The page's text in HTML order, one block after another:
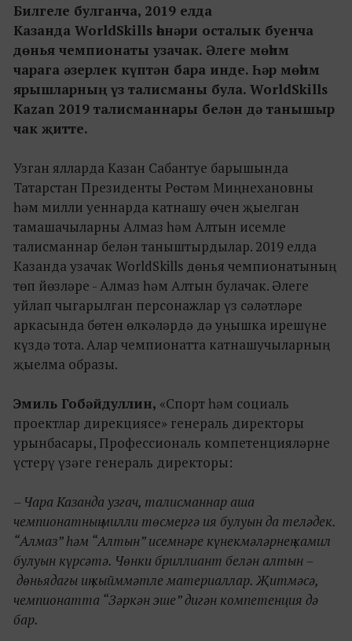
Билгеле булганча, 2019 елда
Казанда WorldSkills һөнәри осталык буенча
дөнья чемпионаты узачак. Әлеге мөһим
чарага әзерлек күптән бара инде. Һәр мөһим
ярышларның үз талисманы була. WorldSkills
Kazan 2019 талисманнары белән дә танышыр
чак җитте.
Узган ялларда Казан Сабантуе барышында
Татарстан Президенты Рөстәм Миңнехановны
һәм милли уеннарда катнашу өчен җыелган
тамашачыларны Алмаз һәм Алтын исемле
талисманнар белән таныштырдылар. 2019 елда
Казанда узачак WorldSkills дөнья чемпионатының
төп йөзләре - Алмаз һәм Алтын булачак. Әлеге
уйлап чыгарылган персонажлар үз сәләтләре
аркасында бөтен өлкәләрдә дә уңышка ирешүне
күздә тота. Алар чемпионатта катнашучыларның
җыелма образы.
Эмиль Гобәйдуллин, «Спорт һәм социаль
проектлар дирекциясе» генераль директоры
урынбасары, Профессиональ компетенцияләрне
үстерү үзәге генераль директоры:
– Чара Казанда узгач, талисманнар аша
чемпионатның милли төсмергә ия булуын да теләдек.
“Алмаз” һәм “Алтын” исемнәре күнекмәләрнең камил
булуын күрсәтә. Чөнки бриллиант белән алтын –
дөньядагы иң кыйммәтле материаллар. Җитмәсә,
чемпионатта “Зәркән эше” дигән компетенция дә
бар.